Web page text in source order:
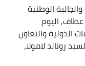
الوطنية
اليوم
والتعاون
لامولا،